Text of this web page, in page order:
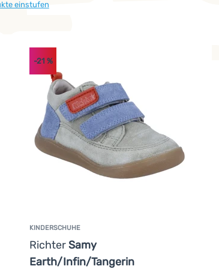
einstufen
KINDERSCHUHE
RichterSamy
Earth/Infin/Tangerin
-21 %